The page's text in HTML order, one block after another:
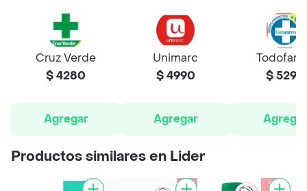
Cruz Verde
$ 4280
Agregar
Unimarc
$ 4990
Agregar
$ 5290
Agregar
Productos similares en Lider